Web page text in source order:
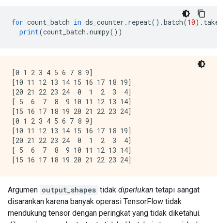
for count_batch in ds_counter . repeat().batch(10).
print(count_batch .numpy())
[0 1 2 3 4 5 6 7 8 9]
[10 11 12 13 14 15 16 17 18 19]
[20 21 22 23 24  0  1  2  3  4]
[ 5  6  7  8  9 10 11 12 13 14]
[15 16 17 18 19 20 21 22 23 24]
[0 1 2 3 4 5 6 7 8 9]
[10 11 12 13 14 15 16 17 18 19]
[20 21 22 23 24  0  1  2  3  4]
[ 5  6  7  8  9 10 11 12 13 14]
Argumen output_shapes tidak diperlukan tetapi sangat
disarankan karena banyak operasi TensorFlow tidak
mendukung tensor dengan peringkat yang tidak diketahui.